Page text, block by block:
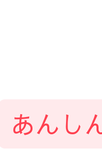
あんし